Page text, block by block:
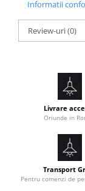
costurile de
Driver-ul
constantă
lungă de
Plafoniera
Avantaje:
lumină si
pentru
sufragerie,
Specificatii
Informatii
Review-uri(0)
Livrare
Oriunde in
Transport
Pentru comenzi de